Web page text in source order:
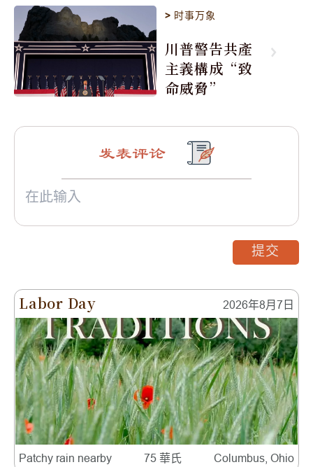
> 时事万象
川普警告共產
主義構成“致
命威脅”
Labor Day 2026年8月7日
Patchy rain nearby 75 華氏 Columbus, Ohio
发表评论
提交